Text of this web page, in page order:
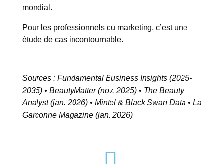
mondial.
Pour les professionnels du marketing, c’est une
étude de cas incontournable.
Sources : Fundamental Business Insights (2025-
2035) • BeautyMatter (nov. 2025) • The Beauty
Analyst (jan. 2026) • Mintel & Black Swan Data • La
Garçonne Magazine (jan. 2026)